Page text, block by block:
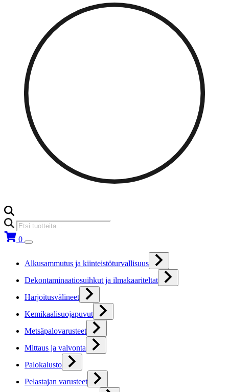
Products
search
0
Alkusammutus ja kiinteistöturvallisuus
Dekontaminaatiosuihkut ja ilmakaariteltat
Harjoitusvälineet
Kemikaalisuojapuvut
Metsäpalovarusteet
Mittaus ja valvonta
Palokalusto
Pelastajan varusteet